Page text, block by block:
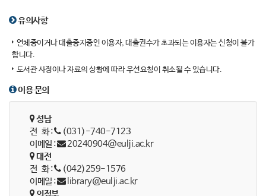
유의사항
연체중이거나 대출중지중인 이용자, 대출권수가 초과되는 이용자는 신청이 불가
합니다.
도서관 사정이나 자료의 상황에 따라 우선요청이 취소될 수 있습니다.
이용 문의
성남
전 화 :
(031)-740-7123
이메일 :
20240904@eulji.ac.kr
대전
전 화 :
(042)259-1576
이메일 :
library@eulji.ac.kr
의정부